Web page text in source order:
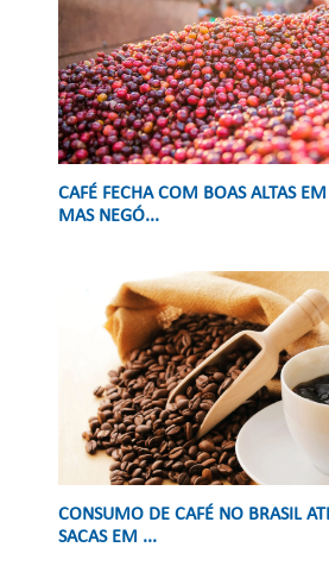
CAFÉ FECHA COM BOAS ALTAS
MAS NEGÓ...
CONSUMO DE CAFÉ NO BRASIL
SACAS EM ...